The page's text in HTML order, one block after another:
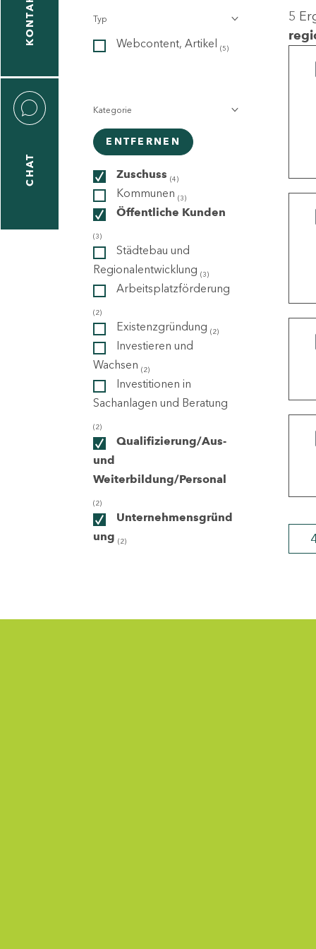
KONTAKT
CHAT
Typ
Webcontent, Artikel (5)
Kategorie
ENTFERNEN
Zuschuss (4)
Kommunen (3)
Öffentliche Kunden
(3)
Städtebau und
Regionalentwicklung (3)
Arbeitsplatzförderung
(2)
Existenzgründung (2)
Investieren und
Wachsen (2)
Investitionen in
Sachanlagen und Beratung
(2)
Qualifizierung/Aus-
und
Weiterbildung/Personal
(2)
Unternehmensgründ
ung (2)
5